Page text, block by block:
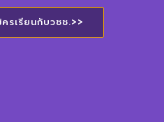
รเรียนกับวชช.>>